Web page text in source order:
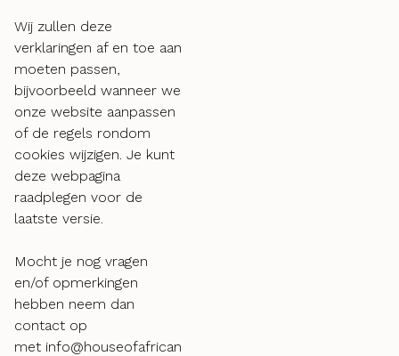
Wij zullen deze
verklaringen af en toe aan
moeten passen,
bijvoorbeeld wanneer we
onze website aanpassen
of de regels rondom
cookies wijzigen. Je kunt
deze webpagina
raadplegen voor de
laatste versie.
Mocht je nog vragen
en/of opmerkingen
hebben neem dan
contact op
met info@houseofafrican